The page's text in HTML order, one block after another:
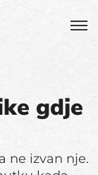
gdje
ne izvan nje.